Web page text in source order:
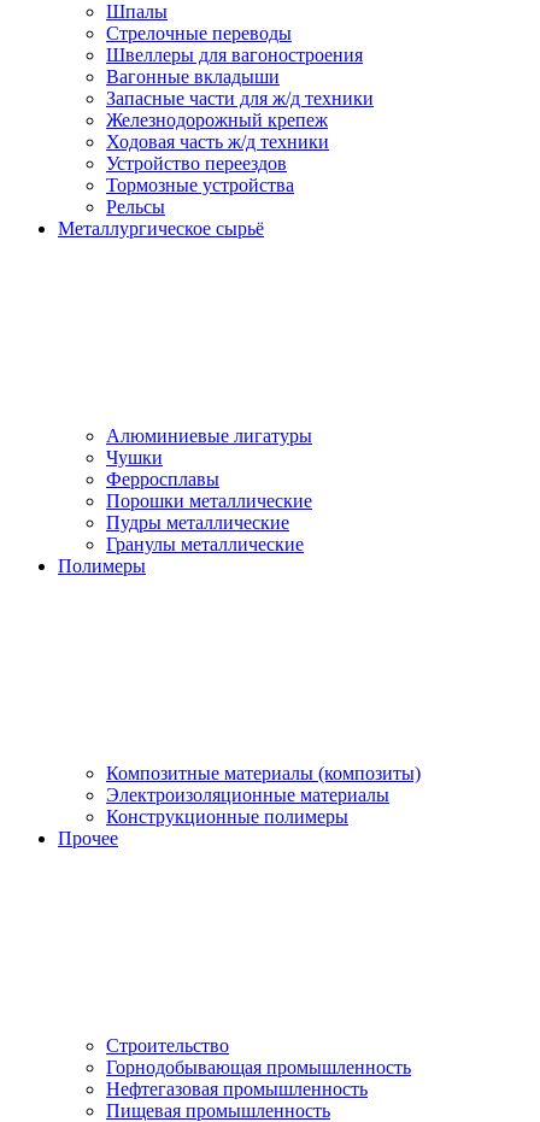
Шпалы
Стрелочные переводы
Швеллеры для вагоностроения
Вагонные вкладыши
Запасные части для ж/д техники
Железнодорожный крепеж
Ходовая часть ж/д техники
Устройство переездов
Тормозные устройства
Рельсы
Металлургическое сырьё
Алюминиевые лигатуры
Чушки
Ферросплавы
Порошки металлические
Пудры металлические
Гранулы металлические
Полимеры
Композитные материалы (композиты)
Электроизоляционные материалы
Конструкционные полимеры
Прочее
Строительство
Горнодобывающая промышленность
Нефтегазовая промышленность
Пищевая промышленность